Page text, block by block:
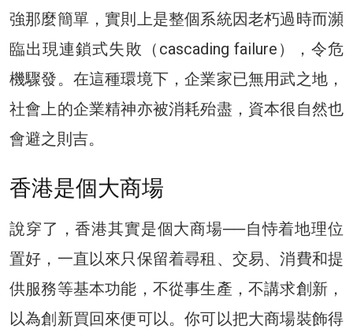
強那麼簡單，實則上是整個系統因老朽過時而瀕
臨出現連鎖式失敗（cascading failure），令危
機驟發。在這種環境下，企業家已無用武之地，
社會上的企業精神亦被消耗殆盡，資本很自然也
會避之則吉。
香港是個大商場
說穿了，香港其實是個大商場──自恃着地理位
置好，一直以來只保留着尋租、交易、消費和提
供服務等基本功能，不從事生產，不講求創新，
以為創新買回來便可以。你可以把大商場裝飾得